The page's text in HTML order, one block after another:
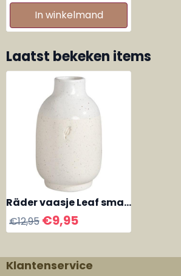
In winkelmand
Laatst bekeken items
Räder vaasje Leaf small
creme
€12,95 €9,95
Klantenservice